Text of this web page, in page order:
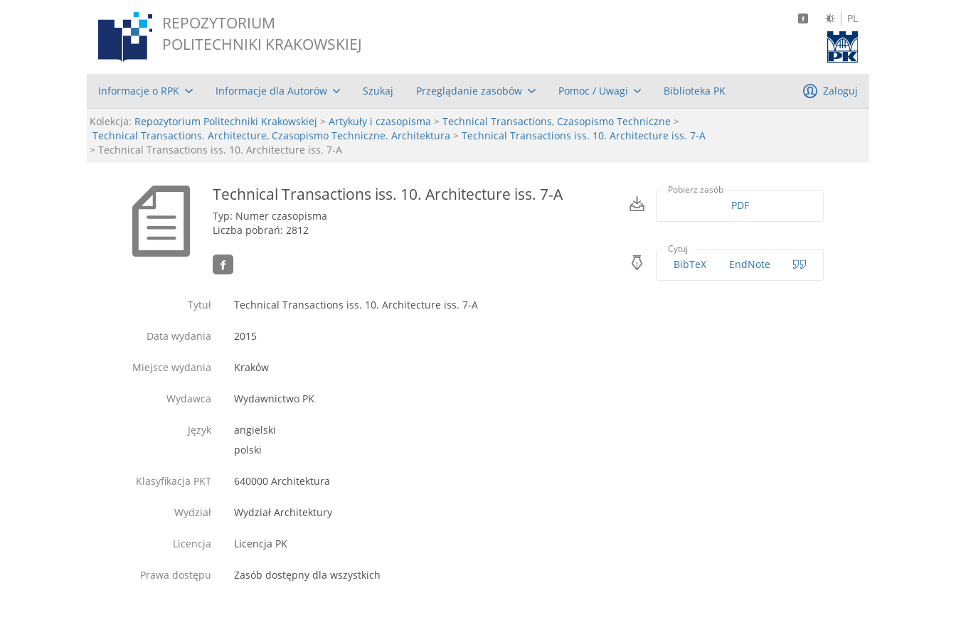
REPOZYTORIUM
POLITECHNIKI KRAKOWSKIEJ
PL
Informacje o RPK Informacje dla Autorów Szukaj Przeglądanie zasobów Pomoc / Uwagi Biblioteka PK Zaloguj
Kolekcja: Repozytorium Politechniki Krakowskiej > Artykuły i czasopisma > Technical Transactions, Czasopismo Techniczne >
Technical Transactions. Architecture, Czasopismo Techniczne. Architektura > Technical Transactions iss. 10. Architecture iss. 7-A
> Technical Transactions iss. 10. Architecture iss. 7-A
Technical Transactions iss. 10. Architecture iss. 7-A
Typ: Numer czasopisma
Liczba pobrań: 2812
Pobierz zasób
PDF
Cytuj
BibTeX EndNote
Tytuł Technical Transactions iss. 10. Architecture iss. 7-A
Data wydania 2015
Miejsce wydania Kraków
Wydawca Wydawnictwo PK
Język
angielski
polski
Klasyfikacja PKT 640000 Architektura
Wydział Wydział Architektury
Licencja Licencja PK
Prawa dostępu Zasób dostępny dla wszystkich